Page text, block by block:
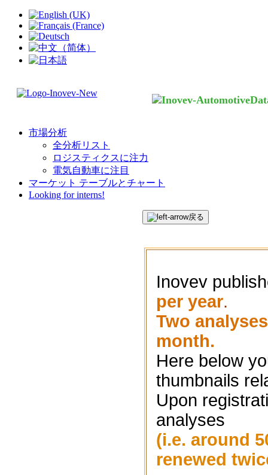
市場分析
全分析リスト
ロジスティクスに注力
電気自動車に注目
マーケット テーブルとチャート
Looking for interns!
戻る
Inovev
per year.
Two
month.
Here below
thumbnails
Upon
analyses
(i.e. around
renewed